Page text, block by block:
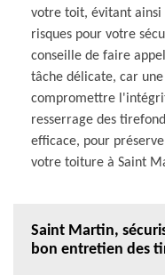
votre toit, évitant ainsi
risques pour votre
conseille de faire
tâche délicate, car
compromettre
resserrage des
efficace, pour
votre toiture à Saint
Saint Martin,
bon entretien des